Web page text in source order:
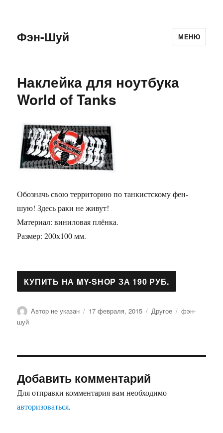
Фэн-Шуй МЕНЮ
Наклейка для ноутбука
World of Tanks
Обозначь свою территорию по танкистскому фен-
шую! Здесь раки не живут!
Материал: виниловая плёнка.
Размер: 200х100 мм.
Автор
Автор не указан Опубликовано
17 февраля, 2015 Рубрики
Другое Метки
фэн-
шуй
Добавить комментарий
Для отправки комментария вам необходимо
авторизоваться.